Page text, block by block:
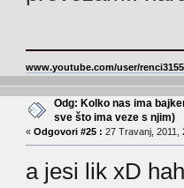
www.youtube.com/user/
Odg: Kolko nas ima
sve što ima veze s njim)
« Odgovori #25 : 27 Travanj, 2011,
a jesi lik xD